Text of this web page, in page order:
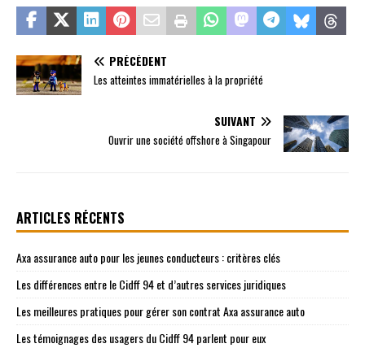
PRÉCÉDENT
Les atteintes immatérielles à la propriété
SUIVANT
Ouvrir une société offshore à Singapour
ARTICLES RÉCENTS
Axa assurance auto pour les jeunes conducteurs : critères clés
Les différences entre le Cidff 94 et d’autres services juridiques
Les meilleures pratiques pour gérer son contrat Axa assurance auto
Les témoignages des usagers du Cidff 94 parlent pour eux